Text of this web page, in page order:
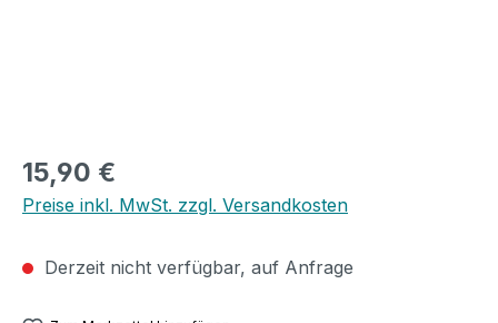
Regulärer Preis:
15,90 €
Preise inkl. MwSt. zzgl. Versandkosten
Derzeit nicht verfügbar, auf Anfrage